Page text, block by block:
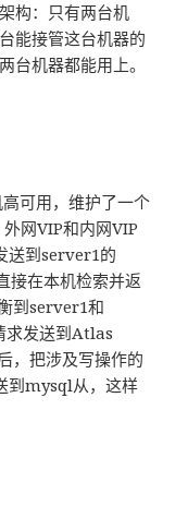
构：只有两台机
能接管这台机器的
台机器都能用上。
可用，维护了一个
网VIP和内网VIP
送到server1的
在本机检索并返
到server1和
求发送到Atlas
，把涉及写操作的
到mysql从，这样